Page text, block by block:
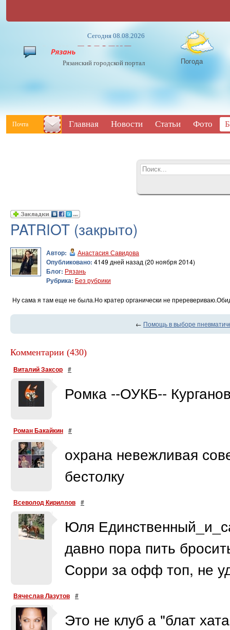
Сегодня 08.08.2026
Рязанский городской портал Погода
Почта Главная Новости Статьи Фото
PATRIOT (закрыто)
Автор: Анастасия Савидова
Опубликовано: 4149 дней назад (20 ноября 2014)
Блог: Рязань
Рубрика: Без рубрики
Ну сама я там еще не была.Но кратер органически не
← Помощь в выборе
Комментарии (430)
Виталий Заксор #
Ромка --ОУКБ--
Роман Бакайкин #
охрана невежливая
бестолку
Всеволод Кириллов #
Юля
давно пора пить
Сорри за офф топ, не
Вячеслав Лазутов #
Это не клуб а "блат